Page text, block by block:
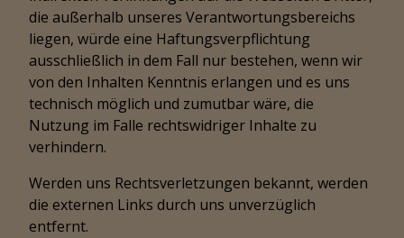
die außerhalb unseres Verantwortungsbereichs
liegen, würde eine Haftungsverpflichtung
ausschließlich in dem Fall nur bestehen, wenn wir
von den Inhalten Kenntnis erlangen und es uns
technisch möglich und zumutbar wäre, die
Nutzung im Falle rechtswidriger Inhalte zu
verhindern.
Werden uns Rechtsverletzungen bekannt, werden
die externen Links durch uns unverzüglich
entfernt.